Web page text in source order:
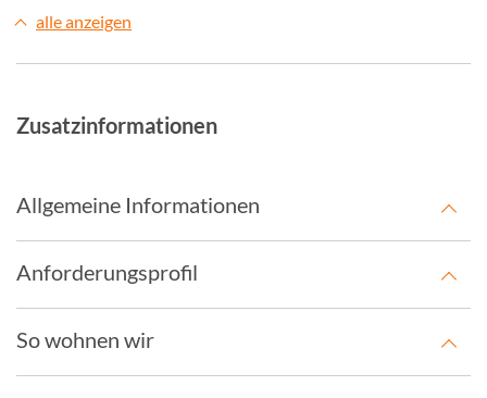
alle anzeigen
Zusatzinformationen
Allgemeine Informationen
Anforderungsprofil
So wohnen wir